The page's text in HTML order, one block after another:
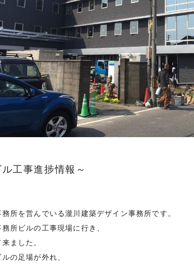
工事進捗情報～
所を営んでいる瀧川建築デザイン事務所です。
所ビルの工事現場に行き、
ました。
の足場が外れ、
設計実績
様の声
私たちの家づくり
らせ